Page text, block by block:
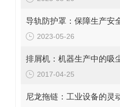
2023-05-26
排屑机：机器生产中的吸
2017-04-25
尼龙拖链：工业设备的灵